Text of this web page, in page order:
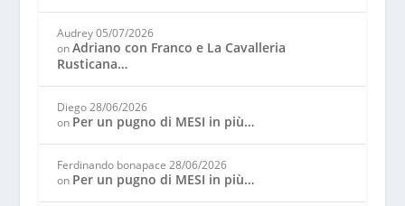
Audrey 05/07/2026
onAdriano con Franco e La Cavalleria
Rusticana…
Diego 28/06/2026
on Per un pugno di MESI in più…
Ferdinando bonapace 28/06/2026
on Per un pugno di MESI in più…